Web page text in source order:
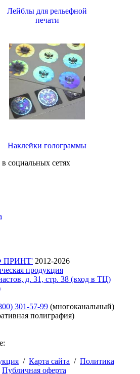
Лейблы для рельефной
печати
Наклейки голограммы
социальных сетях
ПРИНТ' 2012-2026
продукция
д. 31, стр. 38 (вход в ТЦ)
301-57-99 (многоканальный)
полиграфия)
/ Карта сайта / Политика
Публичная оферта